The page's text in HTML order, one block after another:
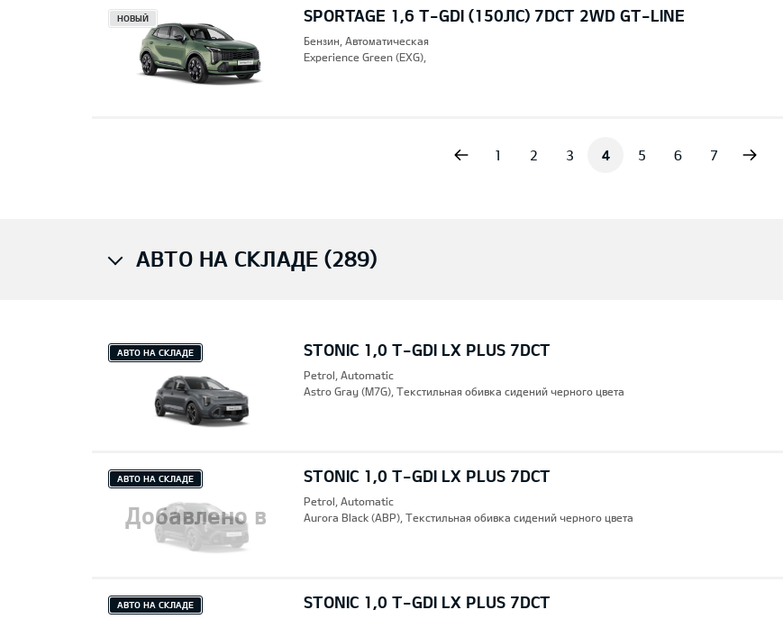
SPORTAGE 1,6 T-GDI (150ЛС) 7DCT 2WD GT-LINE
НОВЫЙ
Бензин, Автоматическая
Experience Green (EXG),
1 2 3 4 5 6 7
АВТО НА СКЛАДЕ (289)
STONIC 1,0 T-GDI LX PLUS 7DCT
АВТО НА СКЛАДЕ
Petrol, Automatic
Astro Gray (M7G), Текстильная обивка сидений черного цвета
STONIC 1,0 T-GDI LX PLUS 7DCT
Добавлено в
закладки
АВТО НА СКЛАДЕ
Petrol, Automatic
Aurora Black (ABP), Текстильная обивка сидений черного цвета
STONIC 1,0 T-GDI LX PLUS 7DCT
АВТО НА СКЛАДЕ